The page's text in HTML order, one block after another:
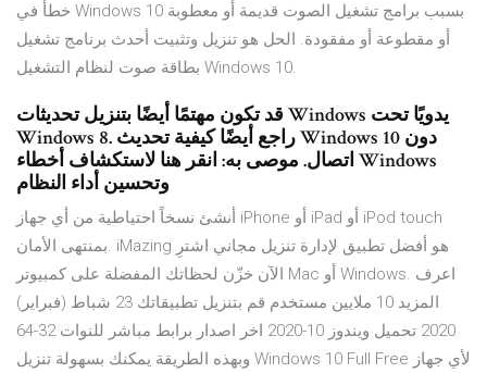
خطأ في Windows 10 بسبب برامج تشغيل الصوت قديمة أو معطوبة
أو مقطوعة أو مفقودة. الحل هو تنزيل وتثبيت أحدث برنامج تشغيل
بطاقة صوت لنظام التشغيل Windows 10.
قد تكون مهتمًا أيضًا بتنزيل تحديثات Windows يدويًا تحت
Windows 8. راجع أيضًا كيفية تحديث Windows 10 دون
اتصال. موصى به: انقر هنا لاستكشاف أخطاء Windows
وتحسين أداء النظام
أنشئ نسخاً احتياطية من أي جهاز iPhone أو iPad أو iPod touch
بمنتهى الأمان. iMazing هو أفضل تطبيق لإدارة تنزيل مجاني اشترِ
الآن خزّن لحظاتك المفضلة على كمبيوتر Mac أو Windows. اعرف
المزيد 10 ملايين مستخدم قم بتنزيل تطبيقاتك 23 شباط (فبراير)
2020 تحميل ويندوز 10-2020 اخر اصدار برابط مباشر للنوات 32-64
وبهذه الطريقة يمكنك بسهولة تنزيل Windows 10 Full Free لأي جهاز